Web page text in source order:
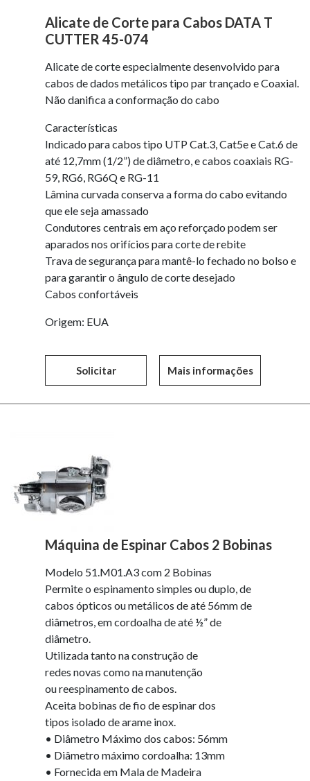
Alicate de Corte para Cabos DATA T
CUTTER 45-074
Alicate de corte especialmente desenvolvido para
cabos de dados metálicos tipo par trançado e Coaxial.
Não danifica a conformação do cabo
Características
Indicado para cabos tipo UTP Cat.3, Cat5e e Cat.6 de
até 12,7mm (1/2”) de diâmetro, e cabos coaxiais RG-
59, RG6, RG6Q e RG-11
Lâmina curvada conserva a forma do cabo evitando
que ele seja amassado
Condutores centrais em aço reforçado podem ser
aparados nos orifícios para corte de rebite
Trava de segurança para mantê-lo fechado no bolso e
para garantir o ângulo de corte desejado
Cabos confortáveis
Origem: EUA
Solicitar Mais informações
Máquina de Espinar Cabos 2 Bobinas
Modelo 51.M01.A3 com 2 Bobinas
Permite o espinamento simples ou duplo, de
cabos ópticos ou metálicos de até 56mm de
diâmetros, em cordoalha de até ½” de
diâmetro.
Utilizada tanto na construção de
redes novas como na manutenção
ou reespinamento de cabos.
Aceita bobinas de fio de espinar dos
tipos isolado de arame inox.
• Diâmetro Máximo dos cabos: 56mm
• Diâmetro máximo cordoalha: 13mm
• Fornecida em Mala de Madeira